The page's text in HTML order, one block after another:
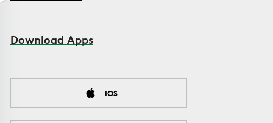
Download Apps
IOS